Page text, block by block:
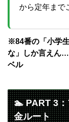
から定年まで
※84番の「小学
な」しか言えん
ベル
🏊 PART 3
金ルート